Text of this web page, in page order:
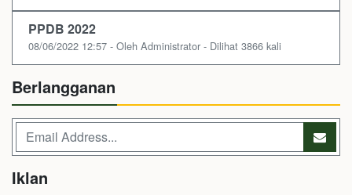
PPDB 2022
08/06/2022 12:57 - Oleh Administrator - Dilihat 3866 kali
Berlangganan
Iklan